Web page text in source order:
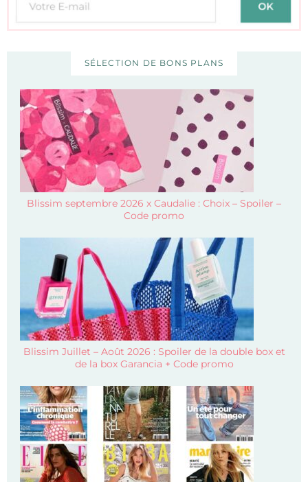
SÉLECTION DE BONS PLANS
Blissim septembre 2026 x Caudalie : Choix – Spoiler –
Code promo
Blissim Juillet – Août 2026 : Spoiler de la double box et
de la box Garancia + Code promo